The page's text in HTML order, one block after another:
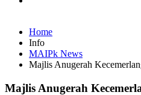
Home
Info
MAIPk News
Majlis Anugerah
Majlis Anugerah